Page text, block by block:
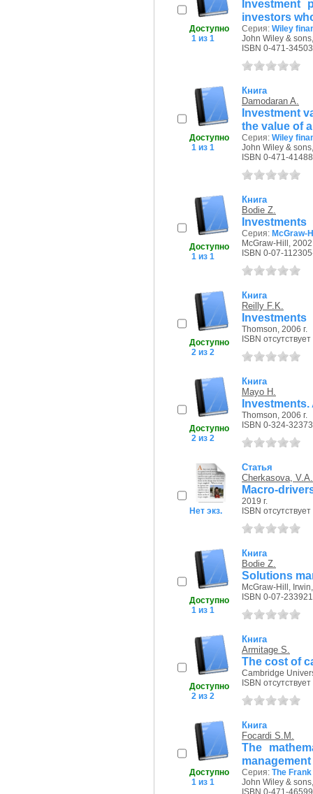
Доступно
1 из 1
Investment
investors
Серия: Wiley
John Wiley &
ISBN 0-471-
Доступно
1 из 1
Книга
Damodaran A.
Investment
the value of
Серия: Wiley
John Wiley &
ISBN 0-471-
Доступно
1 из 1
Книга
Bodie Z.
Investments
Серия: McGraw-
McGraw-Hill, 2002
ISBN 0-07-
Доступно
2 из 2
Книга
Reilly F.K.
Investments
Thomson, 2006 г.
ISBN отсутствует
Доступно
2 из 2
Книга
Mayo H.
Thomson, 2006 г.
ISBN 0-324-
Нет экз.
Статья
Cherkasova, V.A.
Macro-
2019 г.
ISBN отсутствует
Доступно
1 из 1
Книга
Bodie Z.
Solutions
McGraw-Hill,
ISBN 0-07-
Доступно
2 из 2
Книга
Armitage S.
The cost of
Cambridge
ISBN отсутствует
Доступно
1 из 1
Книга
Focardi S.M.
The
management
Серия: The
John Wiley &
ISBN 0-471-